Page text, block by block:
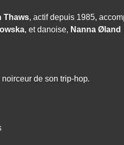
Thaws, actif depuis 1985,
, et danoise, Nanna Øland
noirceur de son trip-hop.